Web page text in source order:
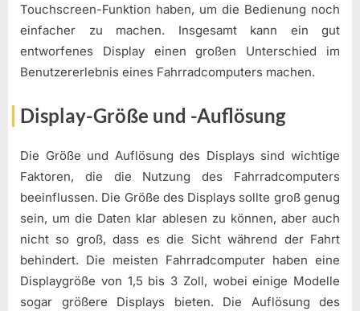
Touchscreen-Funktion haben, um die Bedienung noch
einfacher zu machen. Insgesamt kann ein gut
entworfenes Display einen großen Unterschied im
Benutzererlebnis eines Fahrradcomputers machen.
Display-Größe und -Auflösung
Die Größe und Auflösung des Displays sind wichtige
Faktoren, die die Nutzung des Fahrradcomputers
beeinflussen. Die Größe des Displays sollte groß genug
sein, um die Daten klar ablesen zu können, aber auch
nicht so groß, dass es die Sicht während der Fahrt
behindert. Die meisten Fahrradcomputer haben eine
Displaygröße von 1,5 bis 3 Zoll, wobei einige Modelle
sogar größere Displays bieten. Die Auflösung des